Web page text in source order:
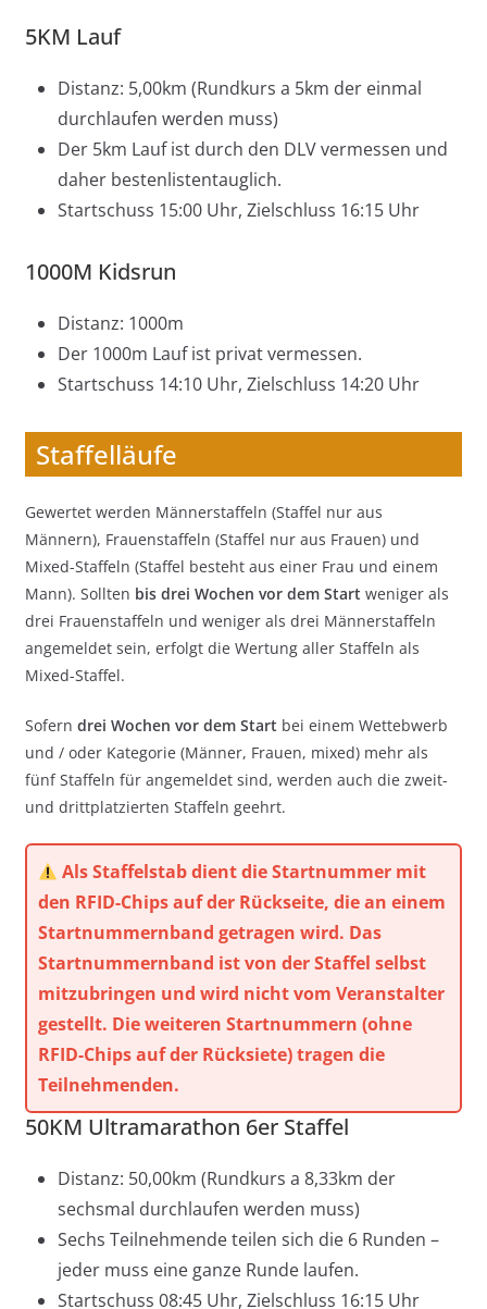
5KM Lauf
Distanz: 5,00km (Rundkurs a 5km der einmal
durchlaufen werden muss)
Der 5km Lauf ist durch den DLV vermessen und
daher bestenlistentauglich.
Startschuss 15:00 Uhr, Zielschluss 16:15 Uhr
1000M Kidsrun
Distanz: 1000m
Der 1000m Lauf ist privat vermessen.
Startschuss 14:10 Uhr, Zielschluss 14:20 Uhr
Staffelläufe
Gewertet werden Männerstaffeln (Staffel nur aus
Männern), Frauenstaffeln (Staffel nur aus Frauen) und
Mixed-Staffeln (Staffel besteht aus einer Frau und einem
Mann). Sollten bis drei Wochen vor dem Start weniger als
drei Frauenstaffeln und weniger als drei Männerstaffeln
angemeldet sein, erfolgt die Wertung aller Staffeln als
Mixed-Staffel.
Sofern drei Wochen vor dem Start bei einem Wettebwerb
und / oder Kategorie (Männer, Frauen, mixed) mehr als
fünf Staffeln für angemeldet sind, werden auch die zweit-
und drittplatzierten Staffeln geehrt.
Als Staffelstab dient die Startnummer mit
den RFID-Chips auf der Rückseite, die an einem
Startnummernband getragen wird. Das
Startnummernband ist von der Staffel selbst
mitzubringen und wird nicht vom Veranstalter
gestellt. Die weiteren Startnummern (ohne
RFID-Chips auf der Rücksiete) tragen die
Teilnehmenden.
50KM Ultramarathon 6er Staffel
Distanz: 50,00km (Rundkurs a 8,33km der
sechsmal durchlaufen werden muss)
Sechs Teilnehmende teilen sich die 6 Runden –
jeder muss eine ganze Runde laufen.
Startschuss 08:45 Uhr, Zielschluss 16:15 Uhr